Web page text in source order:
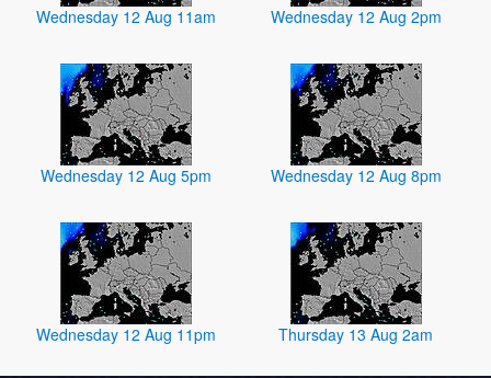
Wednesday 12 Aug 11am Wednesday 12 Aug 2pm
Wednesday 12 Aug 5pm Wednesday 12 Aug 8pm
Wednesday 12 Aug 11pm Thursday 13 Aug 2am